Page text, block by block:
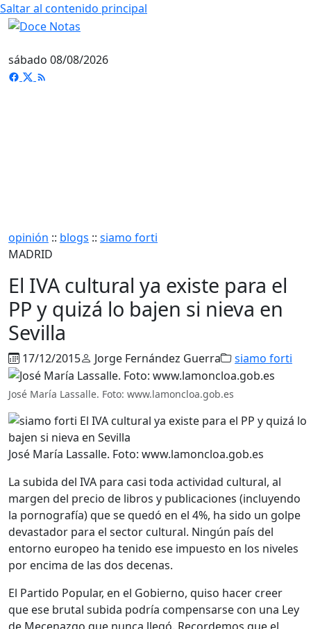
Saltar al contenido principal
sábado 08/08/2026
opinión :: blogs :: siamo forti
MADRID
El IVA cultural ya existe para el
PP y quizá lo bajen si nieva en
Sevilla
17/12/2015 Jorge Fernández Guerra siamo forti
José María Lassalle. Foto: www.lamoncloa.gob.es
José María Lassalle. Foto: www.lamoncloa.gob.es
La subida del IVA para casi toda actividad cultural, al
margen del precio de libros y publicaciones (incluyendo
la pornografía) que se quedó en el 4%, ha sido un golpe
devastador para el sector cultural. Ningún país del
entorno europeo ha tenido ese impuesto en los niveles
por encima de las dos decenas.
El Partido Popular, en el Gobierno, quiso hacer creer
que ese brutal subida podría compensarse con una Ley